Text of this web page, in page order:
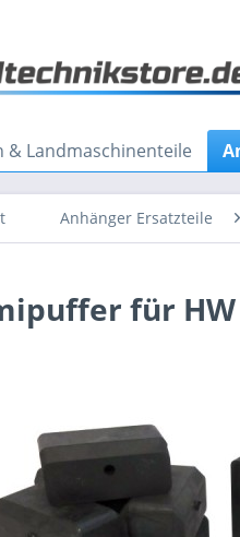
& Landmaschinenteile
Anhänger Ersatzteile
für